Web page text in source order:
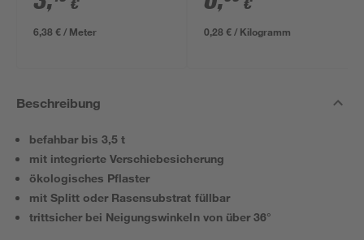
€
6,38 € / Meter
€
0,28 € / Kilogramm
Beschreibung
befahbar bis 3,5 t
mit integrierte Verschiebesicherung
ökologisches Pflaster
mit Splitt oder Rasensubstrat füllbar
trittsicher bei Neigungswinkeln von über 36°